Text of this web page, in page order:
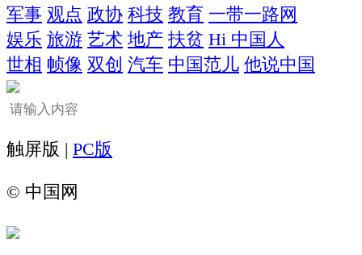
军事 观点 政协 科技 教育 一带一路网
娱乐 旅游 艺术 地产 扶贫 Hi 中国人
世相 帧像 双创 汽车 中国范儿 他说中国
触屏版 | PC版
© 中国网